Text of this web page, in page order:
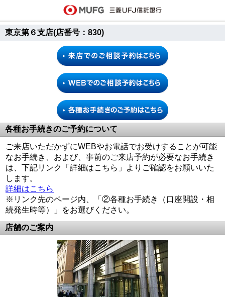
東京第６支店(店番号：830)
各種お手続きのご予約について
ご来店いただかずにWEBやお電話でお受けすることが可能
なお手続き、および、事前のご来店予約が必要なお手続き
は、下記リンク「詳細はこちら」よりご確認をお願いいた
します。
詳細はこちら
※リンク先のページ内、「②各種お手続き（口座開設・相
続発生時等）」をお選びください。
店舗のご案内